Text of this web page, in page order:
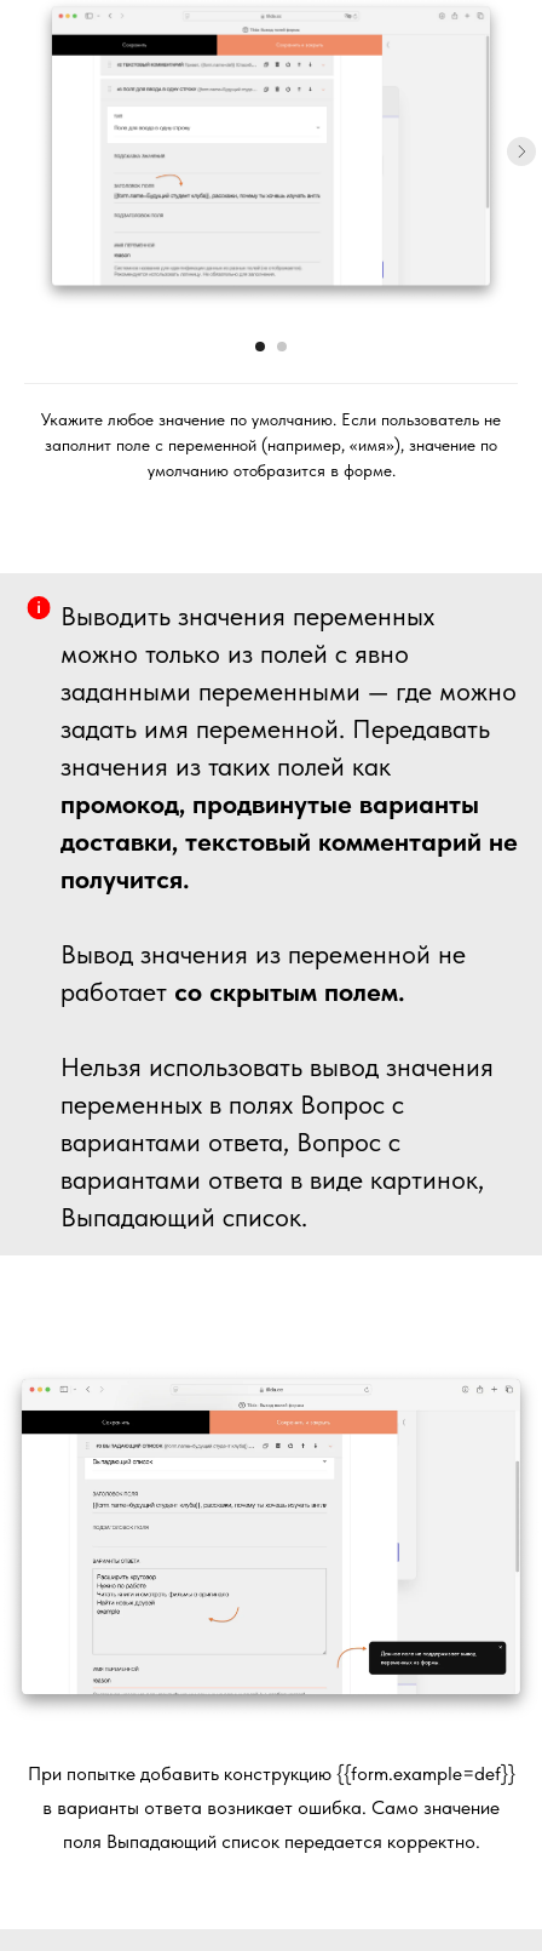
Укажите любое значение по умолчанию. Если пользователь не
заполнит поле с переменной (например, «имя»), значение по
умолчанию отобразится в форме.
Выводить значения переменных
можно только из полей с явно
заданными переменными — где можно
задать имя переменной. Передавать
значения из таких полей как
промокод, продвинутые варианты
доставки, текстовый комментарий не
получится.
Вывод значения из переменной не
работает со скрытым полем.
Нельзя использовать вывод значения
переменных в полях Вопрос с
вариантами ответа, Вопрос с
вариантами ответа в виде картинок,
Выпадающий список.
При попытке добавить конструкцию {{form.example=def}}
в варианты ответа возникает ошибка. Само значение
поля Выпадающий список передается корректно.